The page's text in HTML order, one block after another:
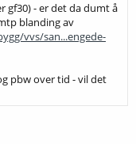
gf30) - er det da dumt å
blanding av
vvs/san...engede-
pbw over tid - vil det